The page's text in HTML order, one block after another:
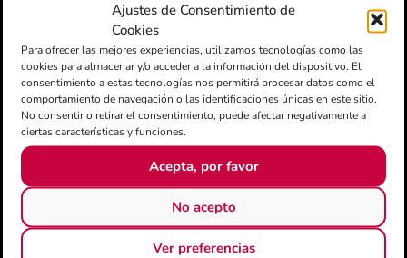
Ajustes de Consentimiento de
Cookies
Para ofrecer las mejores experiencias, utilizamos tecnologías como las
cookies para almacenar y/o acceder a la información del dispositivo. El
consentimiento a estas tecnologías nos permitirá procesar datos como el
comportamiento de navegación o las identificaciones únicas en este sitio.
No consentir o retirar el consentimiento, puede afectar negativamente a
ciertas características y funciones.
Acepta, por favor
No acepto
Ver preferencias